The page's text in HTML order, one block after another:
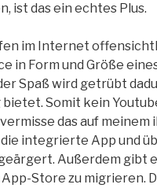
ist das ein echtes Plus.
im Internet
in Form und Größe
Spaß wird getrübt
Somit kein
das auf meinem
integrierte App und
Außerdem gibt
Store zu migrieren.